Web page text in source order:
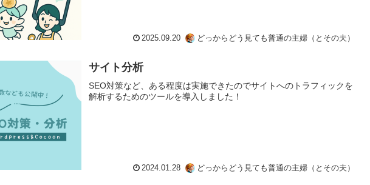
2025.09.20 どっからどう見ても普通の主婦（とその夫）
サイト分析
SEO対策など、ある程度は実施できたのでサイトへのトラフィックを
解析するためのツールを導入しました！
2024.01.28 どっからどう見ても普通の主婦（とその夫）